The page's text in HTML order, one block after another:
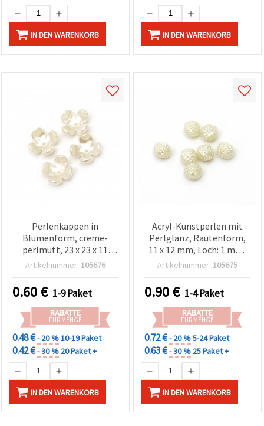
IN DEN WARENKORB IN DEN WARENKORB
Perlenkappen in
Blumenform, creme-
perlmutt, 23 x 23 x 11
mm, Loch 2 mm – 10
Artikelnummer: 105676
0.60€ 1-9 Paket
RABATTE
FÜR MENGE
0.48 €- 20 %10-19 Paket
0.42 €- 30 % 20 Paket +
IN DEN WARENKORB
Acryl-Kunstperlen mit
Perlglanz, Rautenform,
11 x 12 mm, Loch: 1 mm,
Farbe Creme – 20 g (~26
Artikelnummer: 105675
0.90€ 1-4 Paket
RABATTE
FÜR MENGE
0.72 €- 20 %5-24 Paket
0.63 €- 30 % 25 Paket +
IN DEN WARENKORB